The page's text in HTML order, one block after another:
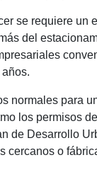
se requiere un
del
normales para
los permisos
de Desarrollo
o